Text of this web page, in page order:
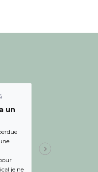
un
je ne
Julien,